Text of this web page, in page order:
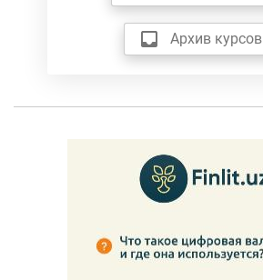
Архив курсов